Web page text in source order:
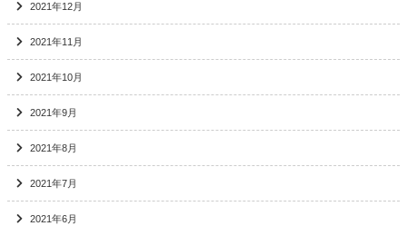
2021年12月
2021年11月
2021年10月
2021年9月
2021年8月
2021年7月
2021年6月